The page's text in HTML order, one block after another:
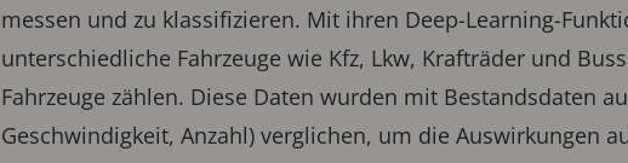
messen und zu klassifizieren. Mit ihren Deep-Learning-
unterschiedliche Fahrzeuge wie Kfz, Lkw, Krafträder und
Fahrzeuge zählen. Diese Daten wurden mit Bestandsdaten
Geschwindigkeit, Anzahl) verglichen, um die Auswirkungen